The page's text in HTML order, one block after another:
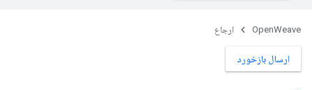
OpenWeave ارجاع
ارسال بازخورد